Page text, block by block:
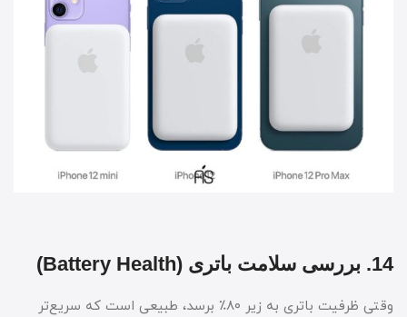
14. بررسی سلامت باتری (Battery Health)
وقتی ظرفیت باتری به زیر ۸۰٪ برسد، طبیعی است که سریع‌تر